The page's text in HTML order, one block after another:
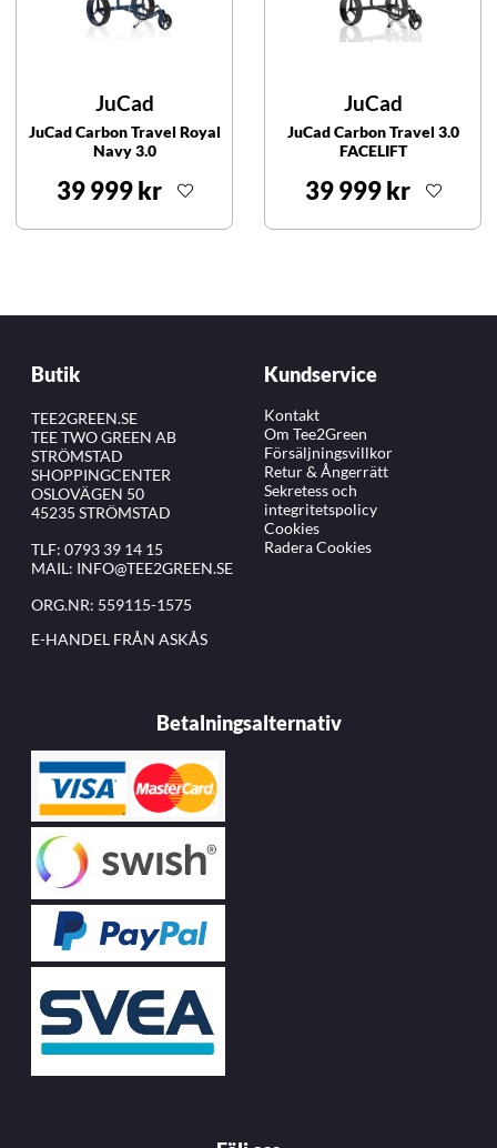
JuCad
JuCad Carbon Travel Royal
Navy 3.0
39 999 kr
JuCad
JuCad Carbon Travel 3.0
FACELIFT
39 999 kr
Butik
TEE2GREEN.SE
TEE TWO GREEN AB
STRÖMSTAD
SHOPPINGCENTER
OSLOVÄGEN 50
45235 STRÖMSTAD
TLF: 0793 39 14 15
MAIL: INFO@TEE2GREEN.SE
ORG.NR: 559115-1575
E-HANDEL FRÅN ASKÅS
Kundservice
Kontakt
Om Tee2Green
Försäljningsvillkor
Retur & Ångerrätt
Sekretess och
integritetspolicy
Cookies
Radera Cookies
Betalningsalternativ